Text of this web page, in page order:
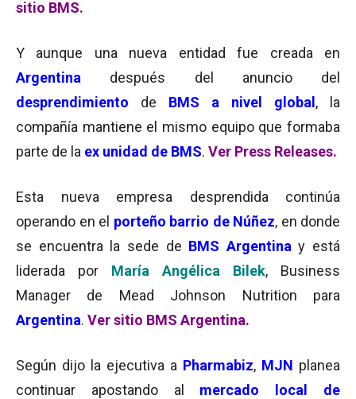
sitio BMS.
Y aunque una nueva entidad fue creada en
Argentina después del anuncio del
desprendimiento de BMS a nivel global , la
compañía mantiene el mismo equipo que formaba
parte de la ex unidad de BMS. Ver Press Releases.
Esta nueva empresa desprendida continúa
operando en el porteño barrio de Núñez, en donde
se encuentra la sede de BMS Argentina y está
liderada por María Angélica Bilek, Business
Manager de Mead Johnson Nutrition para
Argentina. Ver sitio BMS Argentina.
Según dijo la ejecutiva a Pharmabiz, MJN planea
continuar apostando al mercado local de